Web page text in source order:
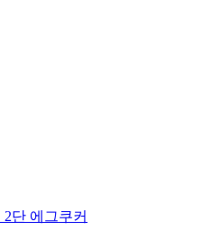
단 에그쿠커